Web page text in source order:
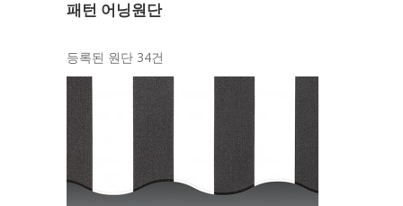
패턴 어닝원단
등록된 원단 34건